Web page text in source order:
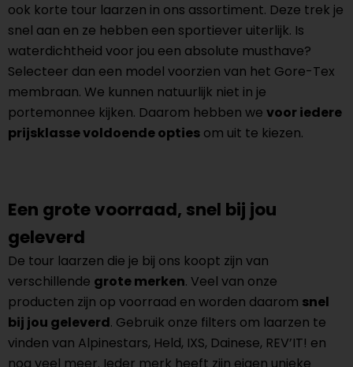
ook korte tour laarzen in ons assortiment. Deze trek je
snel aan en ze hebben een sportiever uiterlijk. Is
waterdichtheid voor jou een absolute musthave?
Selecteer dan een model voorzien van het Gore-Tex
membraan. We kunnen natuurlijk niet in je
portemonnee kijken. Daarom hebben we voor iedere
prijsklasse voldoende opties om uit te kiezen.
Een grote voorraad, snel bij jou
geleverd
De tour laarzen die je bij ons koopt zijn van
verschillende grote merken. Veel van onze
producten zijn op voorraad en worden daarom snel
bij jou geleverd. Gebruik onze filters om laarzen te
vinden van Alpinestars, Held, IXS, Dainese, REV’IT! en